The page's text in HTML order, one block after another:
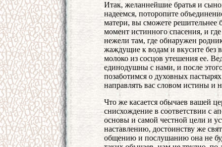
Итак, желаннейшие братья и
надеемся, поторопите
матери, вы сможете
момент истинного спасения, и
нежели там, где обнаружен
жаждущие к водам и вкусите без
молоко из сосцов утешения ее.
единодушны с нами, и после
позаботимся о духовных
направлять вас словом истины и
Что же касается обычаев вашей
снисхождение в соответствии с
основы и самой честной цели и
наставлению, достоинству же
общению и послушанию она не